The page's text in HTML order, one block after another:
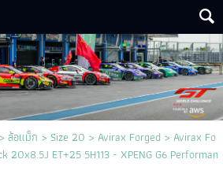
>ล้อแม็ก > Size 20 >Avirax Forged > Avirax Fo
20x8.5J ET+25 5H113 - XPENG G6 Performan